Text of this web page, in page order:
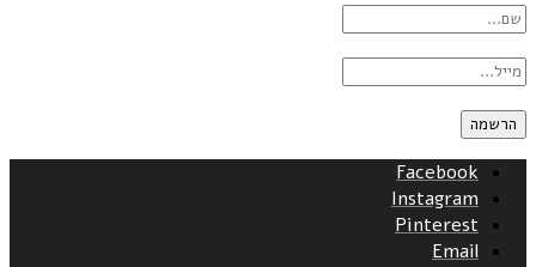
Facebook
Instagram
Pinterest
Email